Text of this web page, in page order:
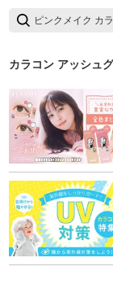
ピンクメイク カ
カラコン アッシュ